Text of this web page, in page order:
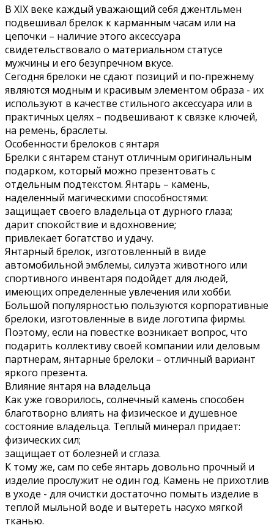
В XIХ веке каждый уважающий себя джентльмен
подвешивал брелок к карманным часам или на
цепочки – наличие этого аксессуара
свидетельствовало о материальном статусе
мужчины и его безупречном вкусе.
Сегодня брелоки не сдают позиций и по-прежнему
являются модным и красивым элементом образа - их
используют в качестве стильного аксессуара или в
практичных целях – подвешивают к связке ключей,
на ремень, браслеты.
Особенности брелоков с янтаря
Брелки с янтарем станут отличным оригинальным
подарком, который можно презентовать с
отдельным подтекстом. Янтарь – камень,
наделенный магическими способностями:
защищает своего владельца от дурного глаза;
дарит спокойствие и вдохновение;
привлекает богатство и удачу.
Янтарный брелок, изготовленный в виде
автомобильной эмблемы, силуэта животного или
спортивного инвентаря подойдет для людей,
имеющих определенные увлечения или хобби.
Большой популярностью пользуются корпоративные
брелоки, изготовленные в виде логотипа фирмы.
Поэтому, если на повестке возникает вопрос, что
подарить коллективу своей компании или деловым
партнерам, янтарные брелоки – отличный вариант
яркого презента.
Влияние янтаря на владельца
Как уже говорилось, солнечный камень способен
благотворно влиять на физическое и душевное
состояние владельца. Теплый минерал придает:
физических сил;
защищает от болезней и сглаза.
К тому же, сам по себе янтарь довольно прочный и
изделие прослужит не один год. Камень не прихотлив
в уходе - для очистки достаточно помыть изделие в
теплой мыльной воде и вытереть насухо мягкой
тканью.